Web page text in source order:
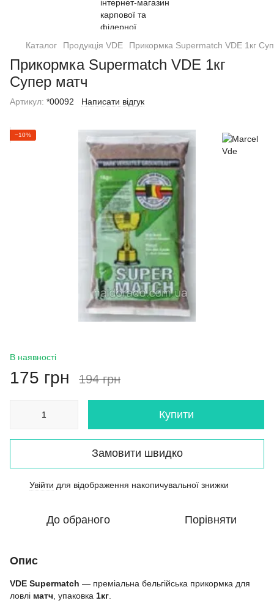
Каталог Продукція VDE Прикормка Supermatch VDE 1кг
Прикормка Supermatch VDE 1кг
Супер матч
Артикул: *00092 Написати відгук
−10%
В наявності
175 грн 194 грн
Купити
Замовити швидко
Увійти для відображення накопичувальної знижки
До обраного Порівняти
Опис
VDE Supermatch — преміальна бельгійська прикормка для
ловлі матч , упаковка 1кг